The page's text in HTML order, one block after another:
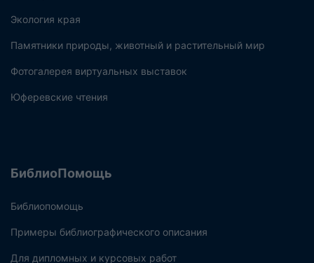
Экология края
Памятники природы, животный и растительный мир
Фотогалерея виртуальных выставок
Юферевские чтения
БиблиоПомощь
Библиопомощь
Примеры библиографического описания
Для дипломных и курсовых работ